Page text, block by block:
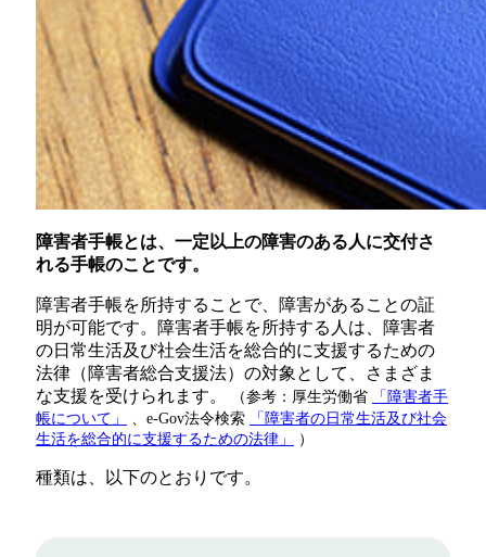
障害者手帳とは、一定以上の障害のある人に交付さ
れる手帳のことです。
障害者手帳を所持することで、障害があることの証
明が可能です。障害者手帳を所持する人は、障害者
の日常生活及び社会生活を総合的に支援するための
法律（障害者総合支援法）の対象として、さまざま
な支援を受けられます。
（参考：厚生労働省
「障害者手
帳について」
、e-Gov法令検索
「障害者の日常生活及び社会
生活を総合的に支援するための法律」
）
種類は、以下のとおりです。